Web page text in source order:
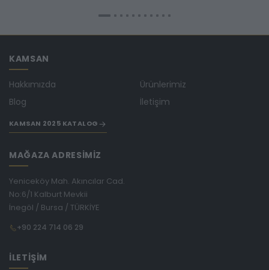
KAMSAN
Hakkımızda Ürünlerimiz
Blog İletişim
KAMSAN 2025 KATALOG
MAĞAZA ADRESİMİZ
Yeniceköy Mah. Akıncılar Cad.
No:6/1 Kalburt Mevkii
İnegöl / Bursa / TÜRKİYE
+90 224 714 06 29
İLETİŞİM